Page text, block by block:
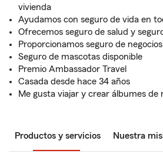
vivienda
Ayudamos con seguro de vida en
Ofrecemos seguro de salud y
Proporcionamos seguro de
Seguro de mascotas disponible
Premio Ambassador Travel
Casada desde hace 34 años
Me gusta viajar y crear álbumes de
Productos y servicios Nuestra